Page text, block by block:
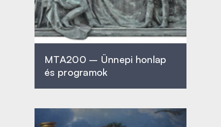
MTA200 – Ünnepi honlap
és programok